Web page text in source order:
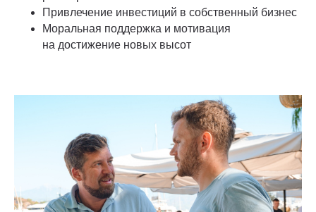
Привлечение инвестиций в собственный бизнес
Моральная поддержка и мотивация
на достижение новых высот